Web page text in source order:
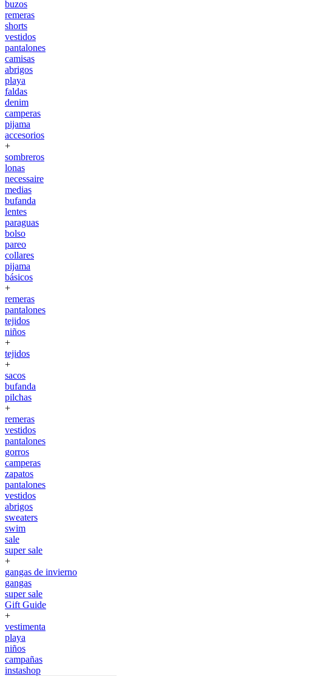
buzos
remeras
shorts
vestidos
pantalones
camisas
abrigos
playa
faldas
denim
camperas
pijama
accesorios
+
sombreros
lonas
necessaire
medias
bufanda
lentes
paraguas
bolso
pareo
collares
pijama
básicos
+
remeras
pantalones
tejidos
niños
+
tejidos
+
sacos
bufanda
pilchas
+
remeras
vestidos
pantalones
gorros
camperas
zapatos
pantalones
vestidos
abrigos
sweaters
swim
sale
super sale
+
gangas de invierno
gangas
super sale
Gift Guide
+
vestimenta
playa
niños
campañas
instashop